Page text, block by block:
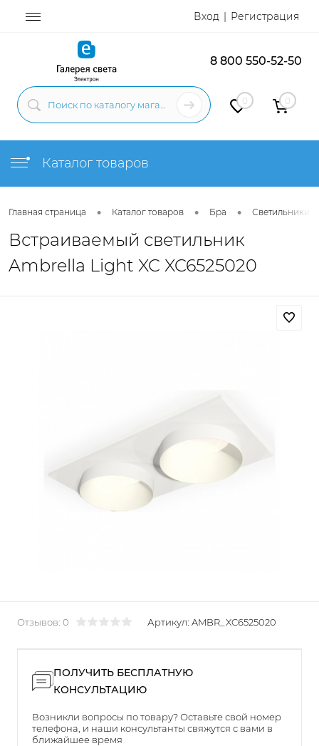
Вход Регистрация
8 800 550-52-50
0 0
Каталог товаров
Главная страница • Каталог товаров • Бра • Светильники
Встраиваемый светильник
Ambrella Light XC XC6525020
Отзывов: 0 Артикул: AMBR_XC6525020
ПОЛУЧИТЬ БЕСПЛАТНУЮ
КОНСУЛЬТАЦИЮ
Возникли вопросы по товару? Оставьте свой номер
телефона, и наши консультанты свяжутся с вами в
ближайшее время